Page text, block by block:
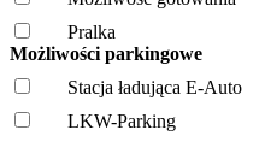
Pralka
Możliwości parkingowe
Stacja ładująca E-Auto
LKW-Parking